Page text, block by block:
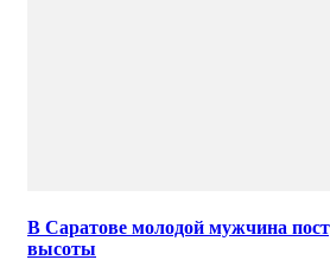
В Саратове молодой мужчина
высоты